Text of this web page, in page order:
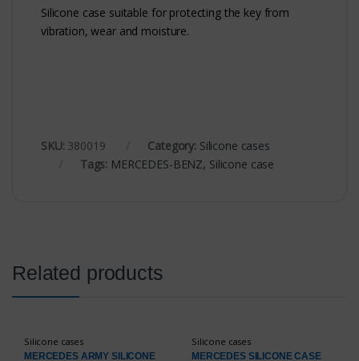
Silicone case suitable for protecting the key from
vibration, wear and moisture.
SKU: 380019 Category: Silicone cases
Tags: MERCEDES-BENZ, Silicone case
Related products
Silicone cases
MERCEDES ARMY SILICONE
Silicone cases
MERCEDES SILICONE CASE